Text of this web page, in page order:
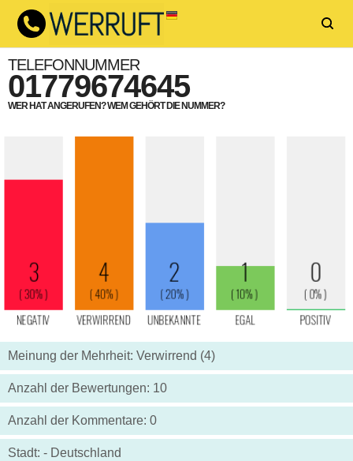
TELEFONNUMMER
01779674645
WER HAT ANGERUFEN? WEM GEHÖRT DIE NUMMER?
Meinung der Mehrheit: Verwirrend (4)
Anzahl der Bewertungen: 10
Anzahl der Kommentare: 0
Stadt: - Deutschland